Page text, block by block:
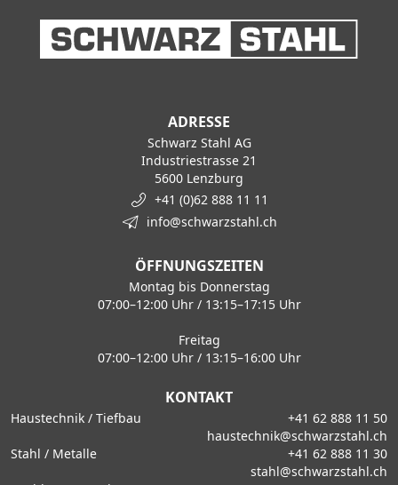
ADRESSE
Schwarz Stahl AG
Industriestrasse 21
5600 Lenzburg
+41 (0)62 888 11 11
info@schwarzstahl.ch
ÖFFNUNGSZEITEN
Montag bis Donnerstag
07:00–12:00 Uhr / 13:15–17:15 Uhr
Freitag
07:00–12:00 Uhr / 13:15–16:00 Uhr
KONTAKT
Haustechnik / Tiefbau
+41 62 888 11 50
haustechnik@schwarzstahl.ch
Stahl / Metalle
+41 62 888 11 30
stahl@schwarzstahl.ch